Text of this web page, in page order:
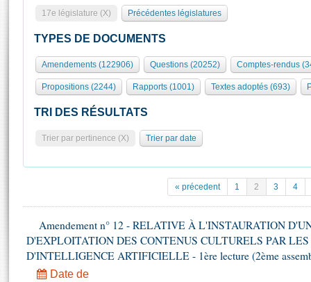
Présidence
577 députés
Groupes politiques
Séance publique
Commissions et autres organes
Europe et International
Pétitions
Projets de loi
Propositions de loi
Amendements
Textes adoptés
Rôle et pouvoirs de l'Assemblée
Organisation de l'Assemblée
Présidence Conférence des Présidents Bureau Collège des
Statistiques et chiffres clés
( Constitution | Règlement de l'Assemblée ... )
Juniors
Visiter l'Assemblée
Visite virtuelle du palais Bourbon
Assister à une séance
Contacts et plan d'accès
Photos libres de droit
17e législature (X) Précédentes législatures
TYPES DE DOCUMENTS
Amendements (122906) Questions (20252) Comptes-rendus
Propositions (2244) Rapports (1001) Textes adoptés (693)
TRI DES RÉSULTATS
Trier par pertinence (X) Trier par date
« précedent 1 2 3 4
Amendement n° 12 - RELATIVE À L'INSTAURATION
D'EXPLOITATION DES CONTENUS CULTURELS PAR LES
D'INTELLIGENCE ARTIFICIELLE - 1ère lecture (2ème
Date de